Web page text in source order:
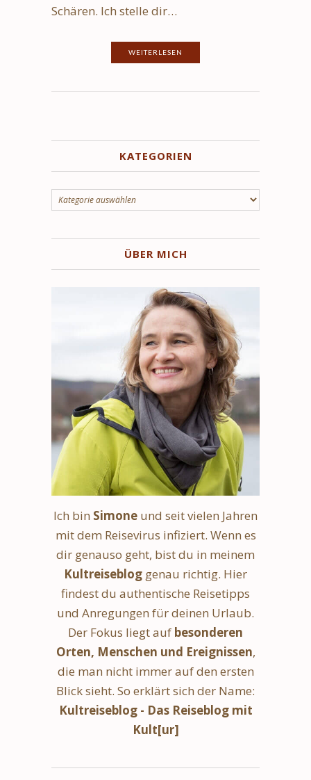
Schären. Ich stelle dir…
WEITERLESEN
KATEGORIEN
Kategorien
ÜBER MICH
Ich bin Simone und seit vielen Jahren
mit dem Reisevirus infiziert. Wenn es
dir genauso geht, bist du in meinem
Kultreiseblog genau richtig. Hier
findest du authentische Reisetipps
und Anregungen für deinen Urlaub.
Der Fokus liegt auf besonderen
Orten, Menschen und Ereignissen,
die man nicht immer auf den ersten
Blick sieht. So erklärt sich der Name:
Kultreiseblog - Das Reiseblog mit
Kult[ur]